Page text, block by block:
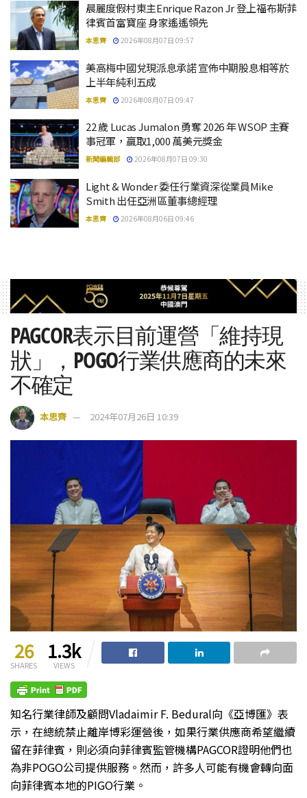
晨麗度假村東主Enrique Razon Jr 登上福布斯菲
律賓首富寶座 身家遙遙領先
本思齊 2026年08月07日 09:57
美高梅中國兌現派息承諾 宣佈中期股息相等於
上半年純利五成
本思齊 2026年08月07日 09:47
22 歲 Lucas Jumalon 勇奪 2026 年 WSOP 主賽
事冠軍，贏取1,000 萬美元獎金
新聞編輯部 2026年08月07日 09:30
Light & Wonder 委任行業資深從業員Mike
Smith 出任亞洲區董事總經理
本思齊 2026年08月06日 09:46
PAGCOR表示目前運營「維持現
狀」，POGO行業供應商的未來
不確定
本思齊 2024年07月26日 10:39
26
SHARES
1.3k
VIEWS
知名行業律師及顧問Vladaimir F. Bedural向《亞博匯》表
示，在總統禁止離岸博彩運營後，如果行業供應商希望繼續
留在菲律賓，則必須向菲律賓監管機構PAGCOR證明他們也
為非POGO公司提供服務。然而，許多人可能有機會轉向面
向菲律賓本地的PIGO行業。